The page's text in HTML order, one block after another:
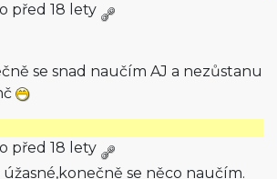
před 18 lety
se snad naučím AJ a nezůstanu
před 18 lety
se něco naučím.